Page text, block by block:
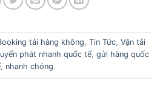
tải hàng không, Tin Tức, Vận tải
phát nhanh quốc tế, gửi hàng quốc
, nhanh chóng.